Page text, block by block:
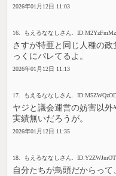
2026年01月12日 11:03
16. もえるななしさん.
さすが特亜と同じ人種の
っくにバレてるよ。
2026年01月12日 11:13
17. もえるななしさん.
ヤジと議会運営の妨害以外
実績無いだろうが。
2026年01月12日 11:35
18. もえるななしさん.
自分たちが鳥頭だからっ